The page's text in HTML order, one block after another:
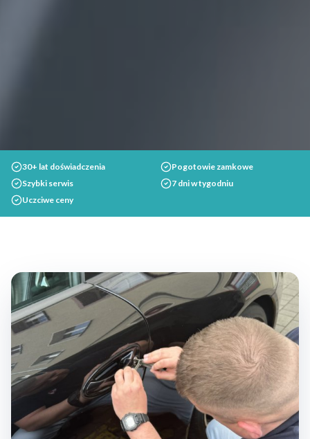
30+ lat doświadczenia
Pogotowie zamkowe
Szybki serwis
7 dni w tygodniu
Uczciwe ceny